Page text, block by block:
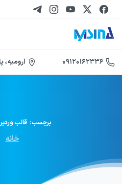
۰۹۱۲۰۱۶۲۳۳۶ ارومیه،
برچسب: قالب
خانه